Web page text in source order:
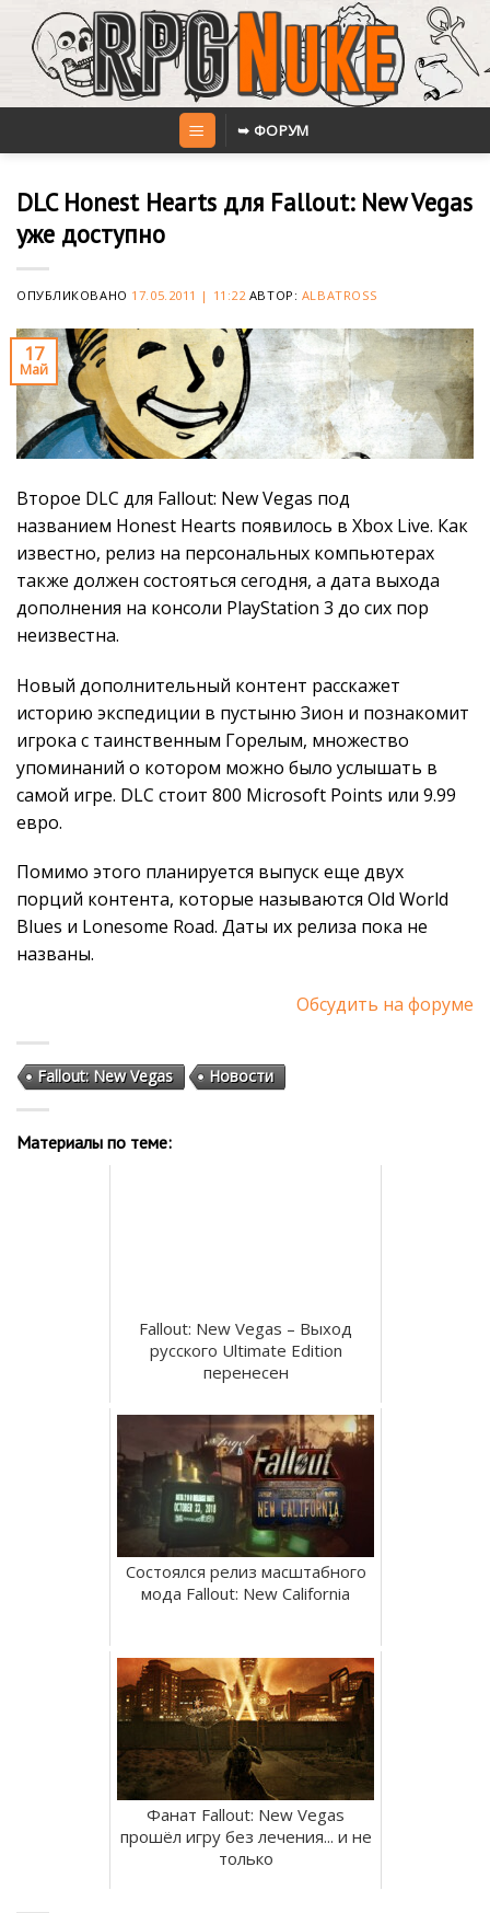
content
➥ ФОРУМ
DLC Honest Hearts для Fallout: New Vegas
уже доступно
ОПУБЛИКОВАНО 17.05.2011 | 11:22АВТОР: ALBATROSS
17
Май
Второе DLC для Fallout: New Vegas под
названием Honest Hearts появилось в Xbox Live. Как
известно, релиз на персональных компьютерах
также должен состояться сегодня, а дата выхода
дополнения на консоли PlayStation 3 до сих пор
неизвестна.
Новый дополнительный контент расскажет
историю экспедиции в пустыню Зион и познакомит
игрока с таинственным Горелым, множество
упоминаний о котором можно было услышать в
самой игре. DLC стоит 800 Microsoft Points или 9.99
евро.
Помимо этого планируется выпуск еще двух
порций контента, которые называются Old World
Blues и Lonesome Road. Даты их релиза пока не
названы.
Обсудить на форуме
Fallout: New Vegas Новости
Материалы по теме:
Fallout: New Vegas – Выход
русского Ultimate Edition
перенесен
Состоялся релиз масштабного
мода Fallout: New California
Фанат Fallout: New Vegas
прошёл игру без лечения... и не
только